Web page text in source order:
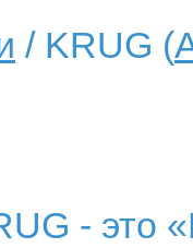
/ KRUG (
- это